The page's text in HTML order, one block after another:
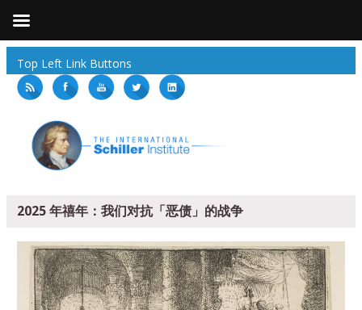
Top Left Link Buttons
2025 年禧年：我们对抗「恶债」的战争